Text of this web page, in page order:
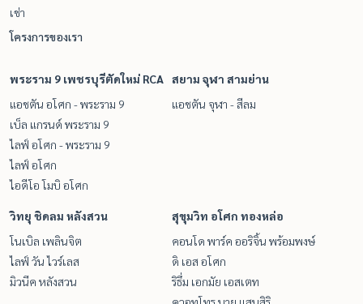
เช่า
โครงการของเรา
พระราม 9 เพชรบุรีตัดใหม่ RCA
แอชตัน อโศก - พระราม 9
เบ็ล แกรนด์ พระราม 9
ไลฟ์ อโศก - พระราม 9
ไลฟ์ อโศก
ไอดีโอ โมบิ อโศก
สยาม จุฬา สามย่าน
แอชตัน จุฬา - สีลม
วิทยุ ชิดลม หลังสวน
โนเบิล เพลินจิต
ไลฟ์ วัน ไวร์เลส
มิวนีค หลังสวน
สุขุมวิท อโศก ทองหล่อ
คอนโด พาร์ค ออริจิ้น พร้อมพงษ์
ดิ เอส อโศก
ริธึ่ม เอกมัย เอสเตท